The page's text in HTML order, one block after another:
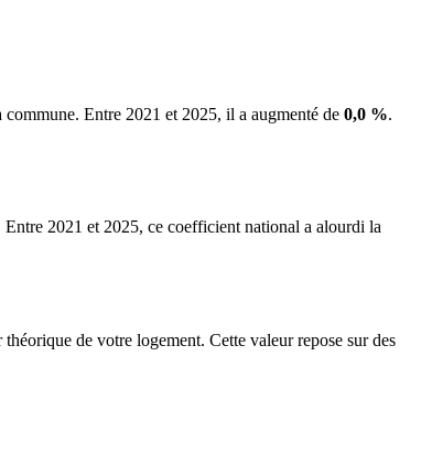
commune. Entre 2021 et 2025, il a augmenté de 0,0 %.
2021 et 2025, ce coefficient national a alourdi la
de votre logement. Cette valeur repose sur des